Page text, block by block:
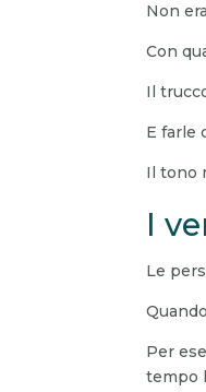
Non
Con
Il
E farle
Il tono
I
Le
Per
tempo